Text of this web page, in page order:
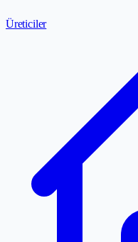
Üreticiler